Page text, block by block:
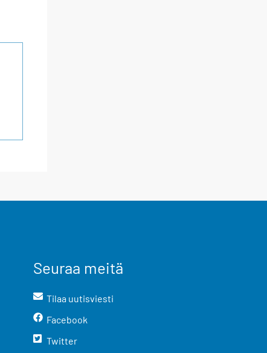
Seuraa meitä
Tilaa uutisviesti
Facebook
Twitter